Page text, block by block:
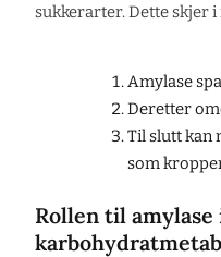
sukkerarter. Dette skjer
Amylase
Deretter
Til slutt kan
som
Rollen til amylase